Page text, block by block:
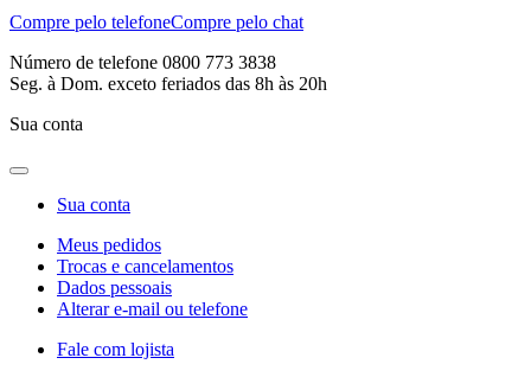
Compre pelo telefoneCompre pelo chat
Número de telefone 0800 773 3838
Seg. à Dom. exceto feriados das 8h às 20h
Sua conta
Sua conta
Meus pedidos
Trocas e cancelamentos
Dados pessoais
Alterar e-mail ou telefone
Fale com lojista